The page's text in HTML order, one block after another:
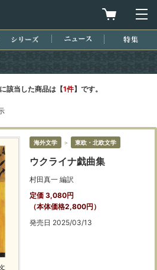
買物カゴを
情報 シリーズ ニュース
該当した商品は【1件】です。
海外文学 ＞ 東欧・北欧文学
ウクライナ戯曲集
村田真一 編訳
定価 3,080円
（本体価格2,800円）
発売日 2025/03/13